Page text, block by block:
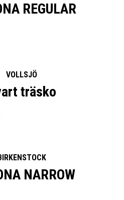
REGULAR
VOLLSJÖ
träsko
NARROW